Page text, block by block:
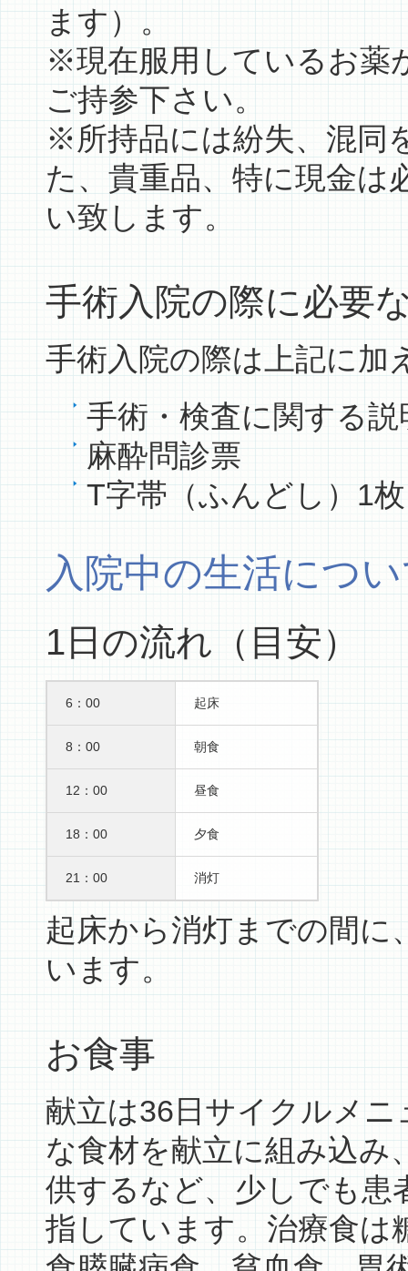
ます）。
※現在服用しているお薬
ご持参下さい。
※所持品には紛失、混同
た、貴重品、特に現金は
い致します。
手術入院の際に必要
手術入院の際は上記に加
手術・検査に関する
麻酔問診票
T字帯（ふんどし）1
入院中の生活につ
1日の流れ（目安）
6：00 起床
8：00 朝食
12：00 昼食
18：00 夕食
21：00 消灯
起床から消灯までの間に
います。
お食事
献立は36日サイクルメ
な食材を献立に組み込み
供するなど、少しでも患
指しています。治療食は